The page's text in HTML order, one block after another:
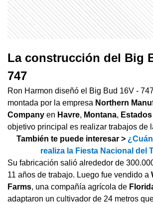
La construcción del Big
747
Ron Harmon diseñó el Big Bud 16V -
montada por la empresa Northern
Company en Havre, Montana,
objetivo principal es realizar trabajos de
También te puede interesar >
realiza la Fiesta Nacional del
Su fabricación salió alrededor de
11 años de trabajo. Luego fue vendido a
Farms, una compañía agrícola de
adaptaron un cultivador de 24 metros